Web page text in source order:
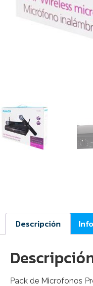
Descripción
Pack de Microfonos